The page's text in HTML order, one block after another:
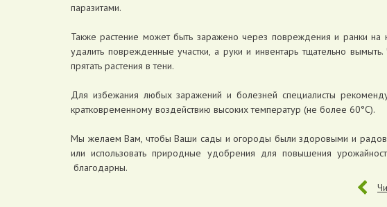
паразитами.
Также растение может быть заражено через повреждения и ранки
удалить поврежденные участки, а руки и инвентарь тщательно
прятать растения в тени.
Для избежания любых заражений и болезней специалисты
кратковременному воздействию высоких температур (не более 60°C).
Мы желаем Вам, чтобы Ваши сады и огороды были здоровыми и
или использовать природные удобрения для повышения
благодарны.